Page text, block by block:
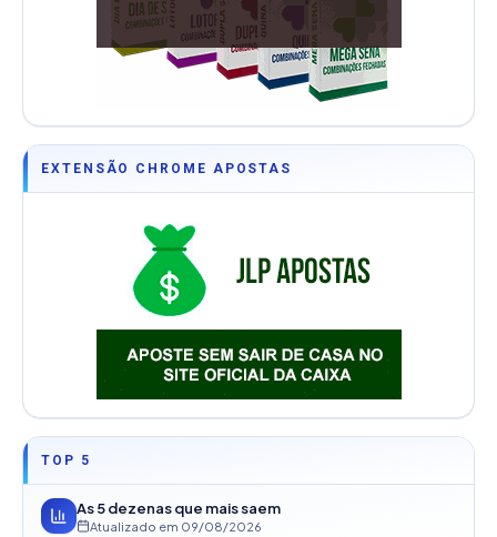
EXTENSÃO CHROME APOSTAS
TOP 5
As 5 dezenas que mais saem
Atualizado em 09/08/2026